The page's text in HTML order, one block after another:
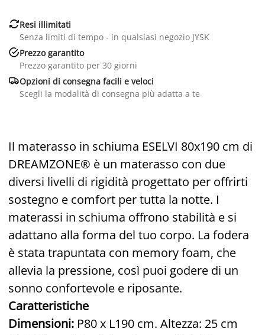
Resi illimitati
Senza limiti di tempo - in qualsiasi negozio JYSK
Prezzo garantito
Prezzo garantito per 30 giorni
Opzioni di consegna facili e veloci
Scegli la modalità di consegna più adatta a te
Il materasso in schiuma ESELVI 80x190 cm di
DREAMZONE® è un materasso con due
diversi livelli di rigidità progettato per offrirti
sostegno e comfort per tutta la notte. I
materassi in schiuma offrono stabilità e si
adattano alla forma del tuo corpo. La fodera
è stata trapuntata con memory foam, che
allevia la pressione, così puoi godere di un
sonno confortevole e riposante.
Caratteristiche
Dimensioni: P80 x L190 cm. Altezza: 25 cm